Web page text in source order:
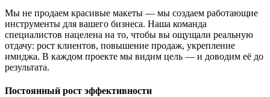
Мы не продаем красивые макеты — мы создаем работающие
инструменты для вашего бизнеса. Наша команда
специалистов нацелена на то, чтобы вы ощущали реальную
отдачу: рост клиентов, повышение продаж, укрепление
имиджа. В каждом проекте мы видим цель — и доводим её до
результата.
Постоянный рост эффективности